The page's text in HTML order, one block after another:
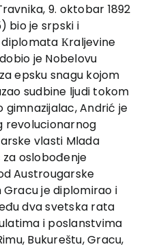
9. oktobar 1892
bio je srpski i
diplomata Кraljevine
je Nobelovu
epsku snagu kojom
sudbine ljudi tokom
gimnazijalac, Andrić je
revolucionarnog
vlasti Mlada
oslobođenje
Austrougarske
Gracu je diplomirao i
dva svetska rata
i poslanstvima
Bukureštu, Gracu,